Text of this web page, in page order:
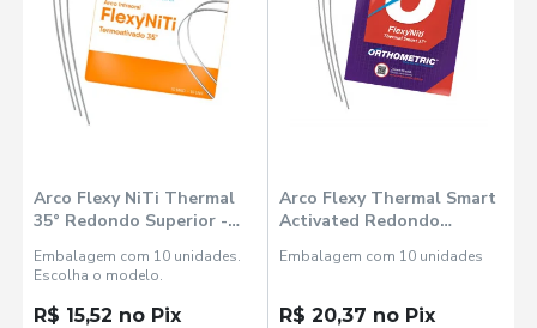
Arco Flexy NiTi Thermal
35° Redondo Superior -
Embalagem com 10 unidades.
Escolha o modelo.
R$ 15,52 no Pix
Arco Flexy Thermal Smart
Activated Redondo
Orthometric
Embalagem com 10 unidades
R$ 20,37 no Pix